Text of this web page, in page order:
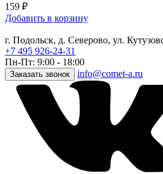
159 ₽
Добавить в корзину
г. Подольск, д. Северово, ул.
+7 495 926-24-31
Пн-Пт: 9:00 - 18:00
Заказать звонок info@comet-a.ru